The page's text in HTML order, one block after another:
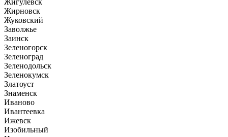
Жигулевск
Жирновск
Жуковский
Заволжье
Заинск
Зеленогорск
Зеленоград
Зеленодольск
Зеленокумск
Златоуст
Знаменск
Иваново
Ивантеевка
Ижевск
Изобильный